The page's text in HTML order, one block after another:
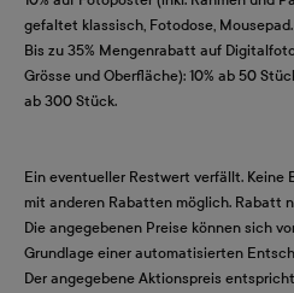
gefaltet klassisch, Fotodose, Mousepad.
Bis zu 35% Mengenrabatt auf
Grösse und Oberfläche): 10% ab 50
ab 300 Stück.
Ein eventueller Restwert verfällt. Keine
mit anderen Rabatten möglich. Rabatt
Die angegebenen Preise können sich
Grundlage einer automatisierten
Der angegebene Aktionspreis